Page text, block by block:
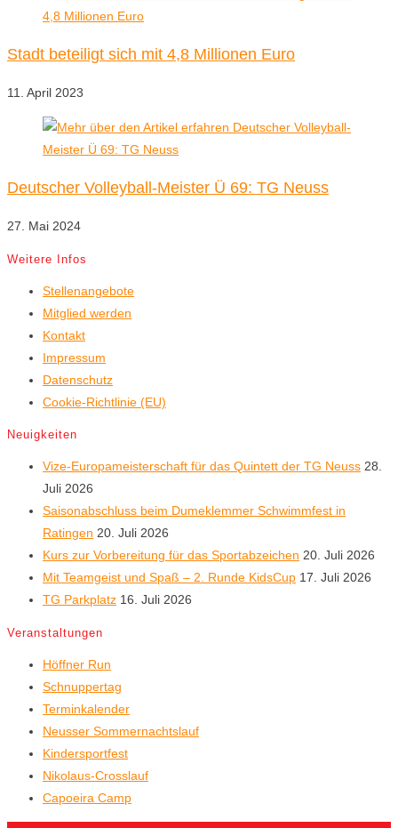
Stadt beteiligt sich mit 4,8 Millionen Euro
11. April 2023
Deutscher Volleyball-Meister Ü 69: TG Neuss
27. Mai 2024
Weitere Infos
Stellenangebote
Mitglied werden
Kontakt
Impressum
Datenschutz
Cookie-Richtlinie (EU)
Neuigkeiten
Vize-Europameisterschaft für das Quintett der TG Neuss 28.
Juli 2026
Saisonabschluss beim Dumeklemmer Schwimmfest in
Ratingen 20. Juli 2026
Kurs zur Vorbereitung für das Sportabzeichen 20. Juli 2026
Mit Teamgeist und Spaß – 2. Runde KidsCup 17. Juli 2026
TG Parkplatz 16. Juli 2026
Veranstaltungen
Höffner Run
Schnuppertag
Terminkalender
Neusser Sommernachtslauf
Kindersportfest
Nikolaus-Crosslauf
Capoeira Camp